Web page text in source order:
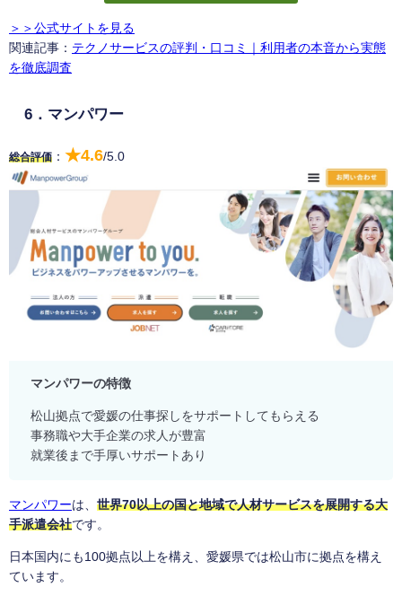
＞＞公式サイトを見る
関連記事： テクノサービスの評判・口コミ｜利用者の本音から実態
を徹底調査
6．マンパワー
総合評価 ： ★4.6/5.0
マンパワーの特徴
松山拠点で愛媛の仕事探しをサポートしてもらえる
事務職や大手企業の求人が豊富
就業後まで手厚いサポートあり
マンパワーは、 世界70以上の国と地域で人材サービスを展開する大
手派遣会社です。
日本国内にも100拠点以上を構え、愛媛県では松山市に拠点を構え
ています。